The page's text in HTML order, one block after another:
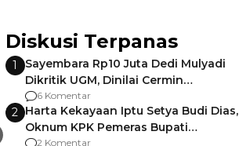
Diskusi Terpanas
1
Sayembara Rp10 Juta Dedi Mulyadi
Dikritik UGM, Dinilai Cermin
Gagalnya Negara Jamin Keamanan
6 Komentar
2 Harta Kekayaan Iptu Setya Budi Dias,
Oknum KPK Pemeras Bupati
2 Komentar